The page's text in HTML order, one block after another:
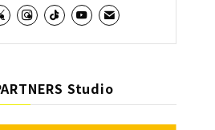
Studio